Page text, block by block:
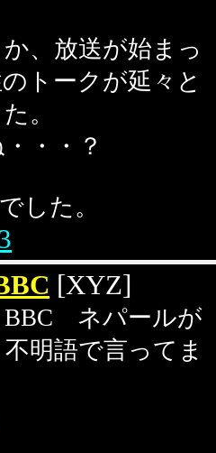
、放送が始まっ
トークが延々と
。
・・？
した。
[XYZ]
ネパールが
明語で言ってま